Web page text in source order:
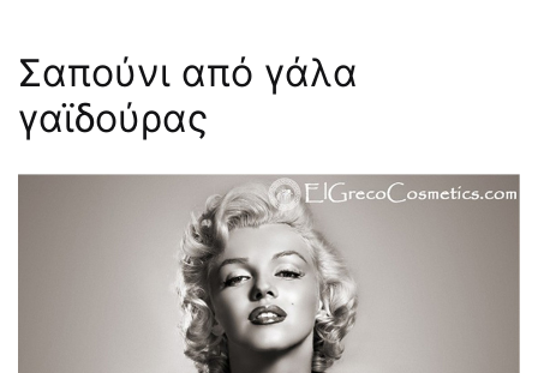
Σαπούνι από γάλα
γαϊδούρας